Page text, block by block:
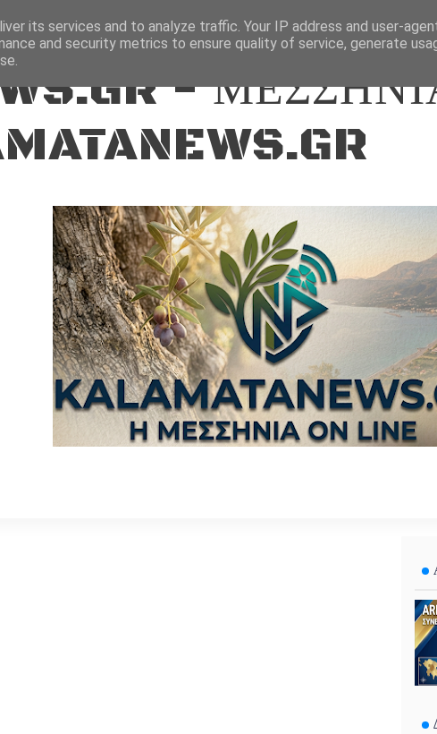
-
its services and to analyze traffic. Your IP address and user-
and security metrics to ensure quality of service, generate